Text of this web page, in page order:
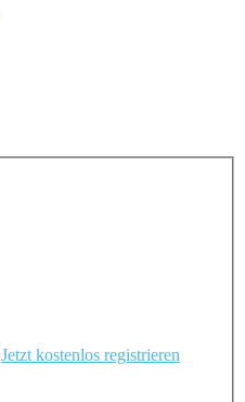
Jetzt kostenlos registrieren